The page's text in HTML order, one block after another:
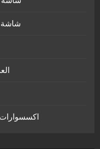
شاشة